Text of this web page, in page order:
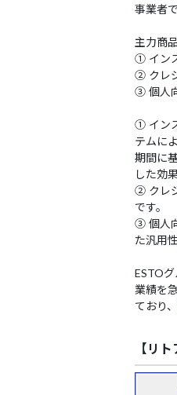
事業者で
主力商
① イン
② クレ
③ 個人
① イン
テムに
期間に
した効
② クレ
です。
③ 個人
た汎用
ESTO
業績を
ており
【リ